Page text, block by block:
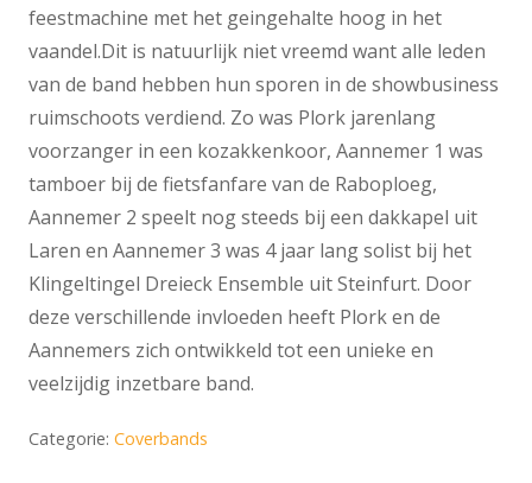
feestmachine met het geingehalte hoog in het
vaandel.Dit is natuurlijk niet vreemd want alle leden
van de band hebben hun sporen in de showbusiness
ruimschoots verdiend. Zo was Plork jarenlang
voorzanger in een kozakkenkoor, Aannemer 1 was
tamboer bij de fietsfanfare van de Raboploeg,
Aannemer 2 speelt nog steeds bij een dakkapel uit
Laren en Aannemer 3 was 4 jaar lang solist bij het
Klingeltingel Dreieck Ensemble uit Steinfurt. Door
deze verschillende invloeden heeft Plork en de
Aannemers zich ontwikkeld tot een unieke en
veelzijdig inzetbare band.
Categorie: Coverbands